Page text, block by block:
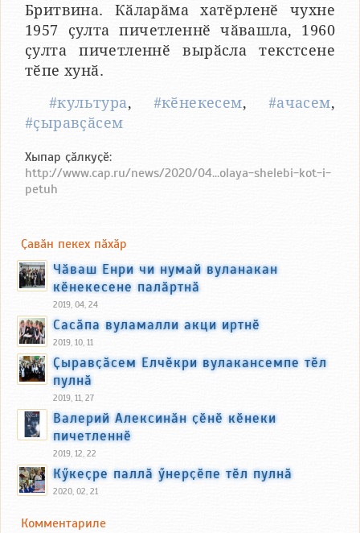
Бритвина. Кӑларӑма хатӗрленӗ чухне
1957 ҫулта пичетленнӗ чӑвашла, 1960
ҫулта пичетленнӗ вырӑсла текстсене
тӗпе хунӑ.
#культура, #кӗнекесем, #ачасем,
#ҫыравҫӑсем
Хыпар ҫӑлкуҫӗ:
http://www.cap.ru/news/2020/04...olaya-shelebi-kot-i-
petuh
Ҫавӑн пекех пӑхӑр
Чӑваш Енри чи нумай вуланакан
кӗнекесене палӑртнӑ
2019, 04, 24
Сасӑпа вуламалли акци иртнӗ
2019, 10, 11
Ҫыравҫӑсем Елчӗкри вулакансемпе тӗл
пулнӑ
2019, 11, 27
Валерий Алексинӑн ҫӗнӗ кӗнеки
пичетленнӗ
2019, 12, 22
Кӳкеҫре паллӑ ӳнерҫӗпе тӗл пулнӑ
2020, 02, 21
Комментариле